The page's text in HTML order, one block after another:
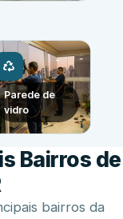
Parede de
vidro
Bairros de
bairros da